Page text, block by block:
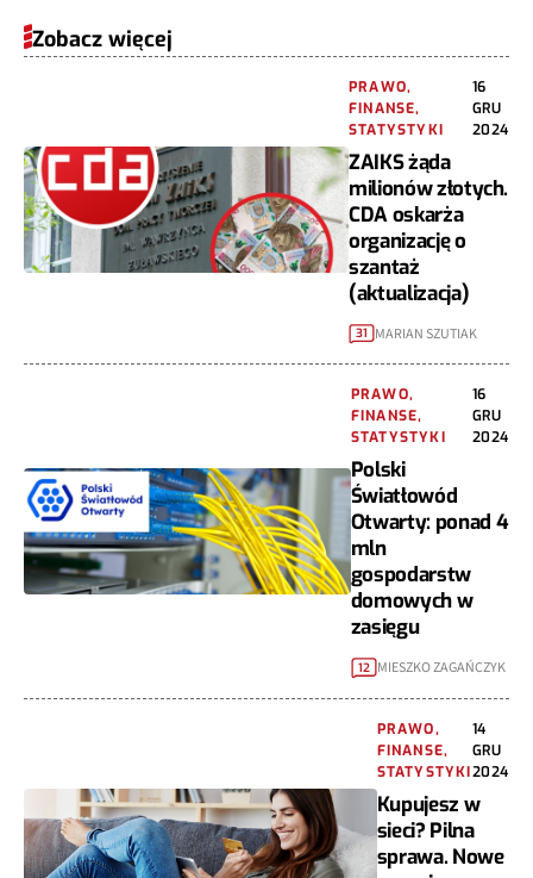
Zobacz więcej
PRAWO,
FINANSE,
STATYSTYKI
16
GRU
2024
ZAIKS żąda
milionów złotych.
CDA oskarża
organizację o
szantaż
(aktualizacja)
31 MARIAN SZUTIAK
PRAWO,
FINANSE,
STATYSTYKI
16
GRU
2024
Polski
Światłowód
Otwarty: ponad 4
mln
gospodarstw
domowych w
zasięgu
12 MIESZKO ZAGAŃCZYK
PRAWO,
FINANSE,
STATYSTYKI
14
GRU
2024
Kupujesz w
sieci? Pilna
sprawa. Nowe